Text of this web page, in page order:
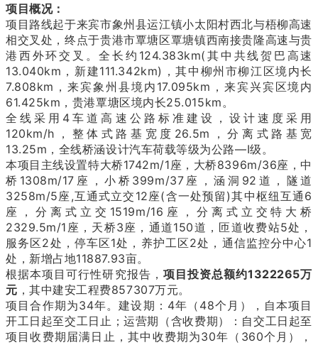
项目概况：
项目路线起于来宾市象州县运江镇小太阳村西北与梧柳高速
相交叉处，终点于贵港市覃塘区覃塘镇西南接贵隆高速与贵
港西外环交叉。全长约124.383km(其中共线贺巴高速
13.040km，新建111.342km)，其中柳州市柳江区境内长
7.808km，来宾象州县境内17.095km，来宾兴宾区境内
61.425km，贵港覃塘区境内长25.015km。
全线采用4车道高速公路标准建设，设计速度采用
120km/h，整体式路基宽度26.5m，分离式路基宽
13.25m，全线桥涵设计汽车荷载等级为公路—I级。
本项目主线设置特大桥1742m/1座，大桥8396m/36座，中
桥1308m/17座，小桥399m/37座，涵洞92道，隧道
3258m/5座,互通式立交12座(含一处预留)其中枢纽互通6
座，分离式立交1519m/16座，分离式立交特大桥
2329.5m/1座，天桥3座，通道150道，匝道收费站5处，
服务区2处，停车区1处，养护工区2处，通信监控分中心1
处，新增占地11887.93亩。
根据本项目可行性研究报告， 项目投资总额约1322265万
元 ，其中建安工程费857307万元。
项目合作期为34年。建设期：4年（48个月），自本项目
开工日起至交工日止；运营期（含收费期）：自交工日起至
项目收费期届满日止，其中收费期为30年（360个月），